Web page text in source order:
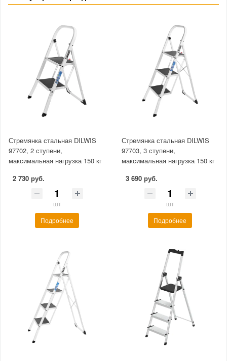
Стремянка стальная DILWIS
97702, 2 ступени,
максимальная нагрузка 150 кг
2 730 руб.
шт
Подробнее
Стремянка стальная DILWIS
97703, 3 ступени,
максимальная нагрузка 150 кг
3 690 руб.
шт
Подробнее